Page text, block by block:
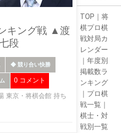
キング戦 ▲渡
段
◆ 競り合い快勝
0 コメント
東京・将棋会館 持ち
TOP ｜ 将
棋プロ棋
戦対局カ
レンダー
｜ 年度別
掲載数ラ
ンキング
｜ プロ棋
戦一覧 ｜
棋士・対
戦別一覧